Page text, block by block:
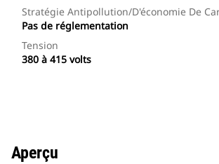
Stratégie Antipollution/d'économie De
Pas de réglementation
Tension
380 à 415 volts
Aperçu